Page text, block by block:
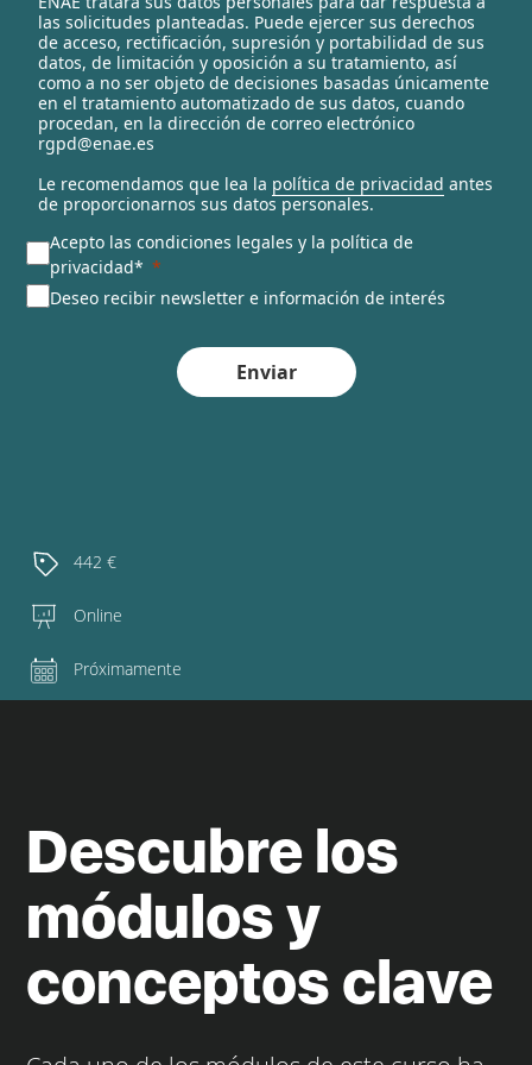
e
c
t
e
d
las solicitudes planteadas. Puede ejercer sus derechos
de acceso, rectificación, supresión y portabilidad de sus
datos, de limitación y oposición a su tratamiento, así
como a no ser objeto de decisiones basadas únicamente
en el tratamiento automatizado de sus datos, cuando
procedan, en la dirección de correo electrónico
rgpd@enae.es
Le recomendamos que lea la política de privacidad antes
de proporcionarnos sus datos personales.
Acepto las condiciones legales y la política de
privacidad*
Deseo recibir newsletter e información de interés
Enviar
442 €
Online
Próximamente
Descubre los
módulos y
conceptos clave